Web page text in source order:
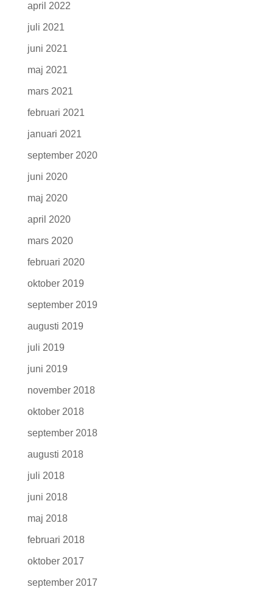
april 2022
juli 2021
juni 2021
maj 2021
mars 2021
februari 2021
januari 2021
september 2020
juni 2020
maj 2020
april 2020
mars 2020
februari 2020
oktober 2019
september 2019
augusti 2019
juli 2019
juni 2019
november 2018
oktober 2018
september 2018
augusti 2018
juli 2018
juni 2018
maj 2018
februari 2018
oktober 2017
september 2017